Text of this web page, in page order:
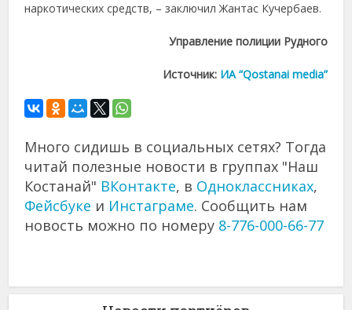
наркотических средств, – заключил Жантас Кучербаев.
Управление полиции Рудного
Источник: ИА “Qostanai media”
Много сидишь в социальных сетях? Тогда
читай полезные новости в группах "Наш
Костанай" ВКонтакте, в Одноклассниках,
Фейсбуке и Инстаграме. Сообщить нам
новость можно по номеру 8-776-000-66-77